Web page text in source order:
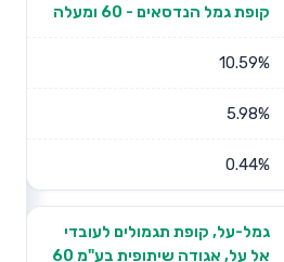
קופת גמל הנדסאים - 60 ומעלה
10.59%
5.98%
0.44%
גמל-על, קופת תגמולים לעובדי
אל על, אגודה שיתופית בע"מ 60